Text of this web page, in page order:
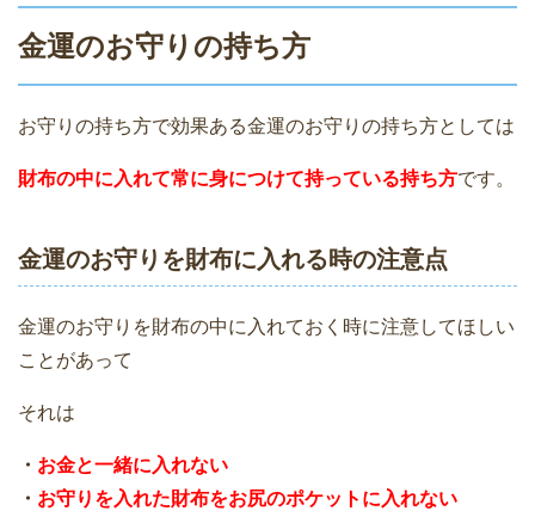
金運のお守りの持ち方
お守りの持ち方で効果ある金運のお守りの持ち方としては
財布の中に入れて常に身につけて持っている持ち方です。
金運のお守りを財布に入れる時の注意点
金運のお守りを財布の中に入れておく時に注意してほしい
ことがあって
それは
・ お金と一緒に入れない
・ お守りを入れた財布をお尻のポケットに入れない